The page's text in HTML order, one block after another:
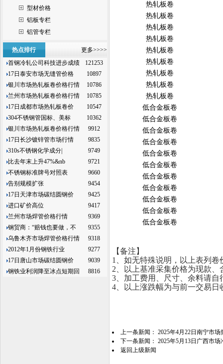
型材价格
铝板专栏
铝管专栏
热点排行
更多>>>>
首钢冷轧公司科技进步成绩
121253
17日泰安市场无缝管价格
10897
银川市场热轧板卷价格行情
10786
兰州市场热轧板卷价格行情
10785
17日成都市场热轧板卷价
10547
304不锈钢管国标、美标
10362
银川市场热轧板卷价格行情
9912
17日长沙镀锌管市场行情
9835
310s不锈钢化学成分|
9749
比去年末上升47%&nb
9721
不锈钢标准牌号对照表
9660
告别规模扩张
9454
17日天津市场碳结圆钢价
9425
进口矿价高位
9417
兰州市场焊管价格行情
9369
钢贸商：“赔钱也要做，不
9355
乌鲁木齐市场焊管价格行情
9318
2012年1月份钢铁行业
9277
17日唐山市场碳结圆钢价
9039
钢铁业利润降至冰点短期回
8816
热轧板卷
热轧板卷
热轧板卷
热轧板卷
热轧板卷
热轧板卷
热轧板卷
热轧板卷
热轧板卷
低合金板卷
低合金板卷
低合金板卷
低合金板卷
低合金板卷
低合金板卷
低合金板卷
低合金板卷
低合金板卷
低合金板卷
低合金板卷
【备注】
1、如无特殊说明，以上表列卷
2、以上基准采集价格为现款
3、加工费用、尺寸、余料请自
4、以上涨跌幅为与前一交易
上一条新闻： 2025年4月22日南宁市
下一条新闻： 2025年5月13日广西市
返回上级新闻